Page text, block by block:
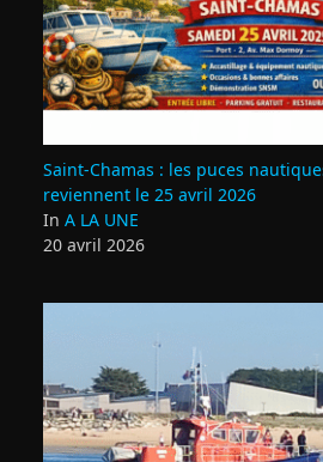
Saint‑Chamas : les puces
reviennent le 25 avril 2026
In A LA UNE
20 avril 2026